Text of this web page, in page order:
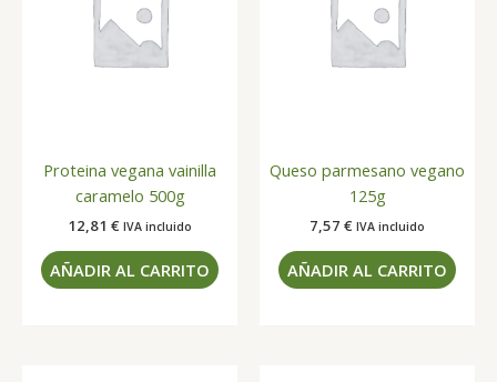
Proteina vegana vainilla
caramelo 500g
12,81 € IVA incluido
AÑADIR AL CARRITO
Queso parmesano vegano
125g
7,57 € IVA incluido
AÑADIR AL CARRITO